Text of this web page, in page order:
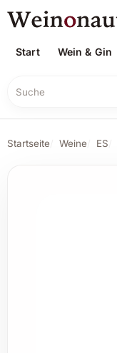
Start Wein & Gin
Suche
Startseite Weine ES